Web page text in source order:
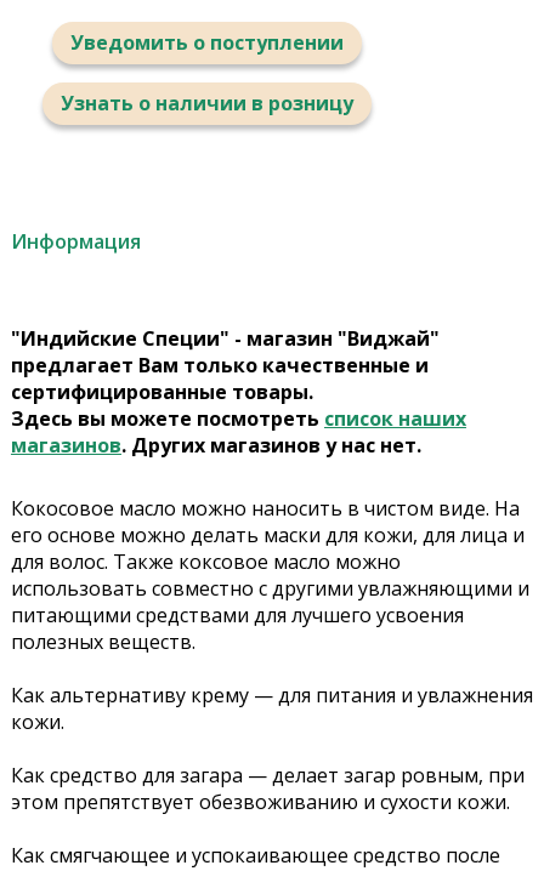
Уведомить о поступлении
Узнать о наличии в розницу
Информация
"Индийские Специи" - магазин "Виджай"
предлагает Вам только качественные и
сертифицированные товары.
Здесь вы можете посмотреть список наших
магазинов. Других магазинов у нас нет.
Кокосовое масло можно наносить в чистом виде. На
его основе можно делать маски для кожи, для лица и
для волос. Также коксовое масло можно
использовать совместно с другими увлажняющими и
питающими средствами для лучшего усвоения
полезных веществ.
Как альтернативу крему — для питания и увлажнения
кожи.
Как средство для загара — делает загар ровным, при
этом препятствует обезвоживанию и сухости кожи.
Как смягчающее и успокаивающее средство после